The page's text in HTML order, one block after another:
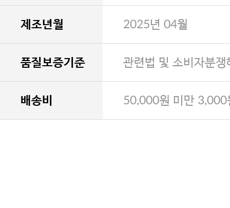
제조년월 2025년 04월
품질보증기준 관련법 및 소비자분
배송비 50,000원 미만 3,000